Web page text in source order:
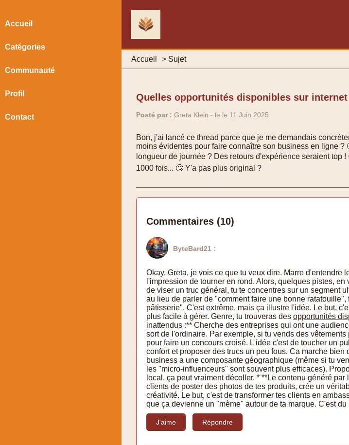
Accueil > Sujet
Accueil
Catégories
Communauté
Profil
Contact
Quelles opportunités disponibles sur
Posté par : Greta Klein - le le 11 Juin 2025
Bon, j'ai lancé ce thread parce que je me demandais
moins évidentes pour faire connaître son business en ligne
longueur de journée ? Des retours d'expérience seraient top
1000 fois... 🙄 Y'a pas plus original ?
Commentaires (10)
ByteBard21 :
Okay, Greta, je vois ce que tu veux dire. Marre
l'impression de tourner en rond. Alors, quelques pistes,
de viser un truc général, tu te concentres sur un segment
au lieu de parler de "comment faire une bonne
pâtisserie". C'est extrême, mais ça illustre l'idée. Le but,
plus facile à gérer. Genre, tu trouveras des opportunités
inattendus :** Cherche des entreprises qui ont une
sort de l'ordinaire. Par exemple, si tu vends des
pour faire un concours croisé. L'idée c'est de toucher un
confort et proposer des trucs un peu fous. Ca marche
business a une composante géographique (même si tu
les "micro-influenceurs" sont souvent plus efficaces).
local, ça peut vraiment décoller. * **Le contenu généré
clients de poster des photos de tes produits, crée un
créativité. Le but, c'est de transformer tes clients en
que ça devienne un "mème" autour de ta marque. C'est
J'aime Répondre